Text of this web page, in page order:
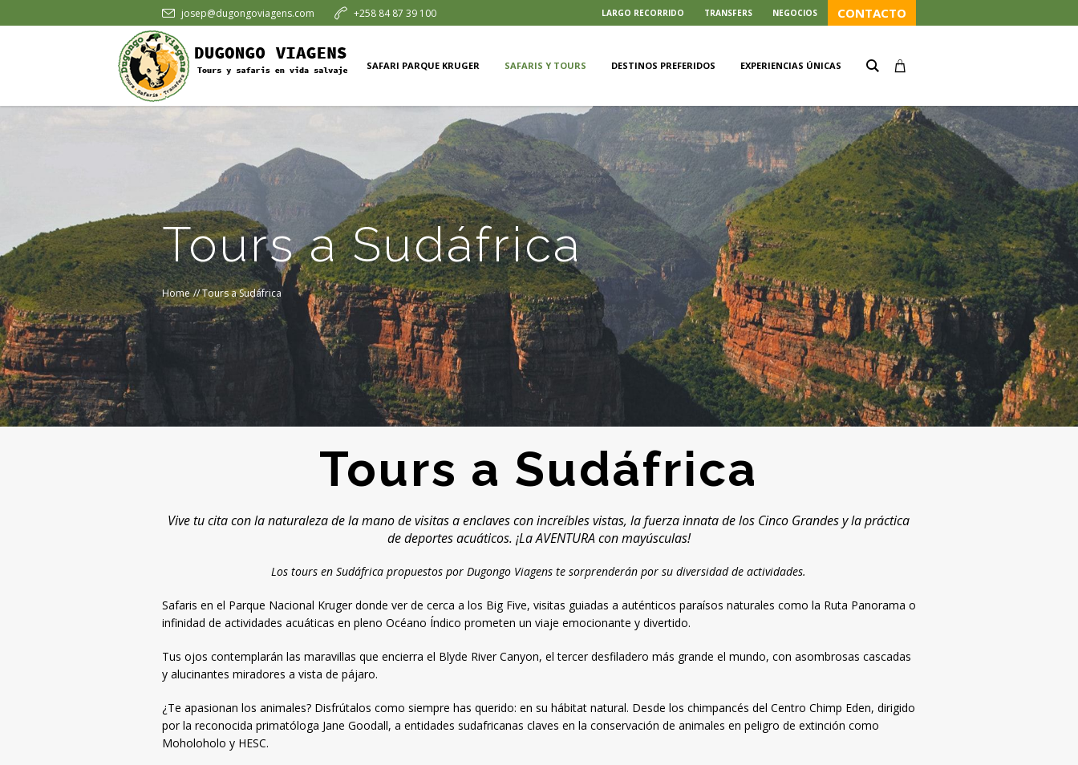
LARGO RECORRIDO TRANSFERS NEGOCIOS CONTACTO
josep@dugongoviagens.com +258 84 87 39 100
SAFARI PARQUE KRUGER SAFARIS Y TOURS DESTINOS PREFERIDOS EXPERIENCIAS ÚNICAS
Tours a Sudáfrica
Home //Tours a Sudáfrica
Tours a Sudáfrica
Vive tu cita con la naturaleza de la mano de visitas a enclaves con increíbles vistas, la fuerza innata de los Cinco Grandes y la práctica
de deportes acuáticos. ¡La AVENTURA con mayúsculas!
Los tours en Sudáfrica propuestos por Dugongo Viagens te sorprenderán por su diversidad de actividades.
Safaris en el Parque Nacional Kruger donde ver de cerca a los Big Five, visitas guiadas a auténticos paraísos naturales como la Ruta Panorama o
infinidad de actividades acuáticas en pleno Océano Índico prometen un viaje emocionante y divertido.
Tus ojos contemplarán las maravillas que encierra el Blyde River Canyon, el tercer desfiladero más grande el mundo, con asombrosas cascadas
y alucinantes miradores a vista de pájaro.
¿Te apasionan los animales? Disfrútalos como siempre has querido: en su hábitat natural. Desde los chimpancés del Centro Chimp Eden, dirigido
por la reconocida primatóloga Jane Goodall, a entidades sudafricanas claves en la conservación de animales en peligro de extinción como
Moholoholo y HESC.